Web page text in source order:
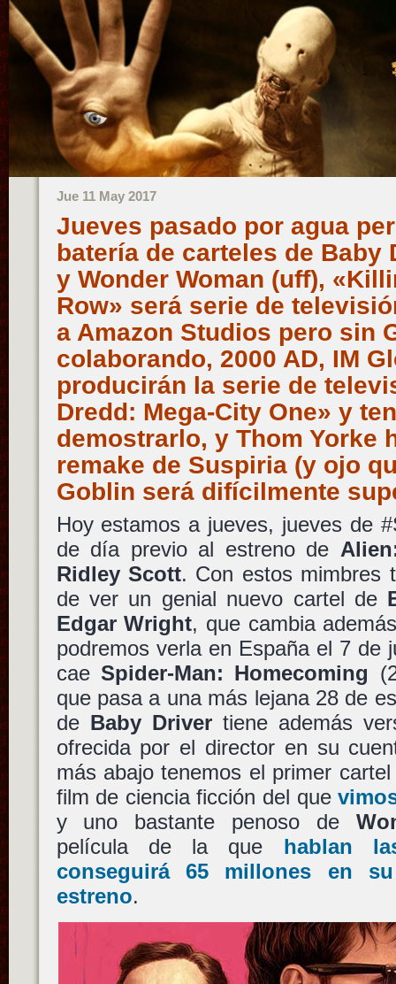
Jue 11 May 2017
Jueves pasado por agua
batería de carteles de Baby
y Wonder Woman (uff),
Row» será serie de
a Amazon Studios pero sin
colaborando, 2000 AD, IM
producirán la serie de
Dredd: Mega-City One» y
demostrarlo, y Thom Yorke
remake de Suspiria (y ojo
Goblin será difícilmente
Hoy estamos a jueves, jueves de
de día previo al estreno de
Ridley Scott. Con estos mimbres
de ver un genial nuevo cartel de
Edgar Wright, que cambia
podremos verla en España el 7 de
cae Spider-Man: Homecoming
que pasa a una más lejana 28 de
de Baby Drivertiene además
ofrecida por el director en su
más abajo tenemos el primer
film de ciencia ficción del que
y uno bastante penoso de
película de la que hablan
conseguirá 65 millones en
estreno.